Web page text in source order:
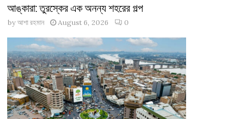
আঙ্কারা: তুরস্কের এক অনন্য শহরের গল্প
by আশা রহমান August 6, 2026 0